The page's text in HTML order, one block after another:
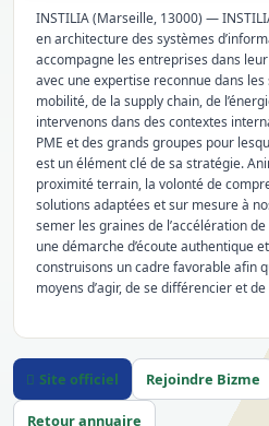
INSTILIA (Marseille, 13000) —
en architecture des systèmes
accompagne les entreprises dans
avec une expertise reconnue dans
mobilité, de la supply chain, de
intervenons dans des contextes
PME et des grands groupes pour
est un élément clé de sa stratégie.
proximité terrain, la volonté de
solutions adaptées et sur mesure à
semer les graines de l’accélération
une démarche d’écoute authentique
construisons un cadre favorable afin
moyens d’agir, de se différencier et
Site officiel Rejoindre Bizme
Retour annuaire